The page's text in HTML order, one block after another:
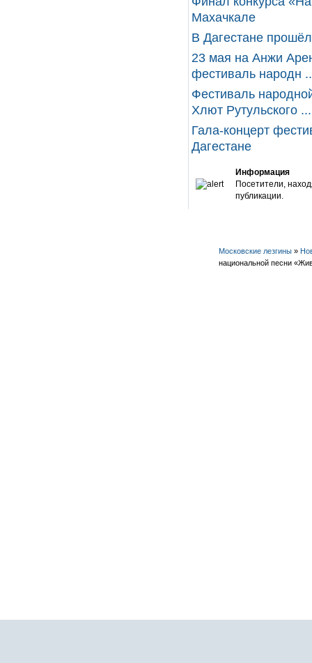
Махачкале
В Дагестане
23 мая на Анжи
фестиваль народн
Фестиваль
Хлют Рутульского ...
Гала-концерт
Дагестане
Информация
Посетители,
публикации.
Московские лезгины »
национальной песни